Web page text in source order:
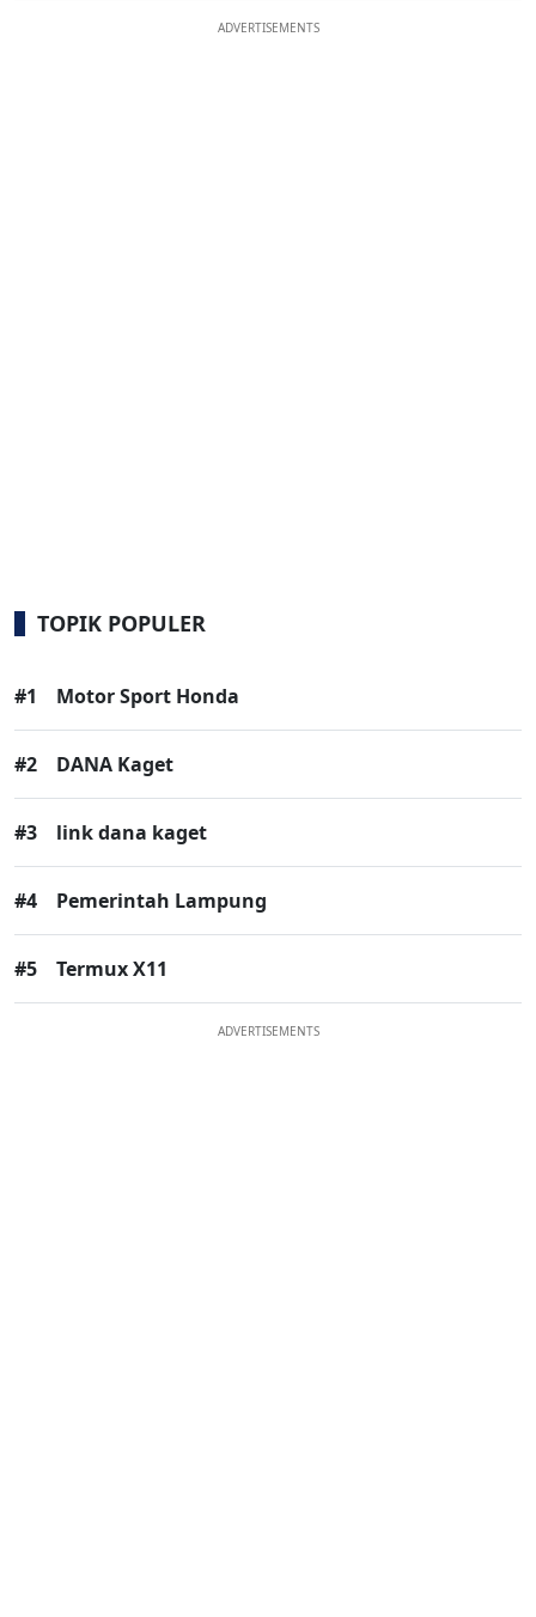
ADVERTISEMENTS
TOPIK POPULER
#1 Motor Sport Honda
#2 DANA Kaget
#3 link dana kaget
#4 Pemerintah Lampung
#5 Termux X11
ADVERTISEMENTS